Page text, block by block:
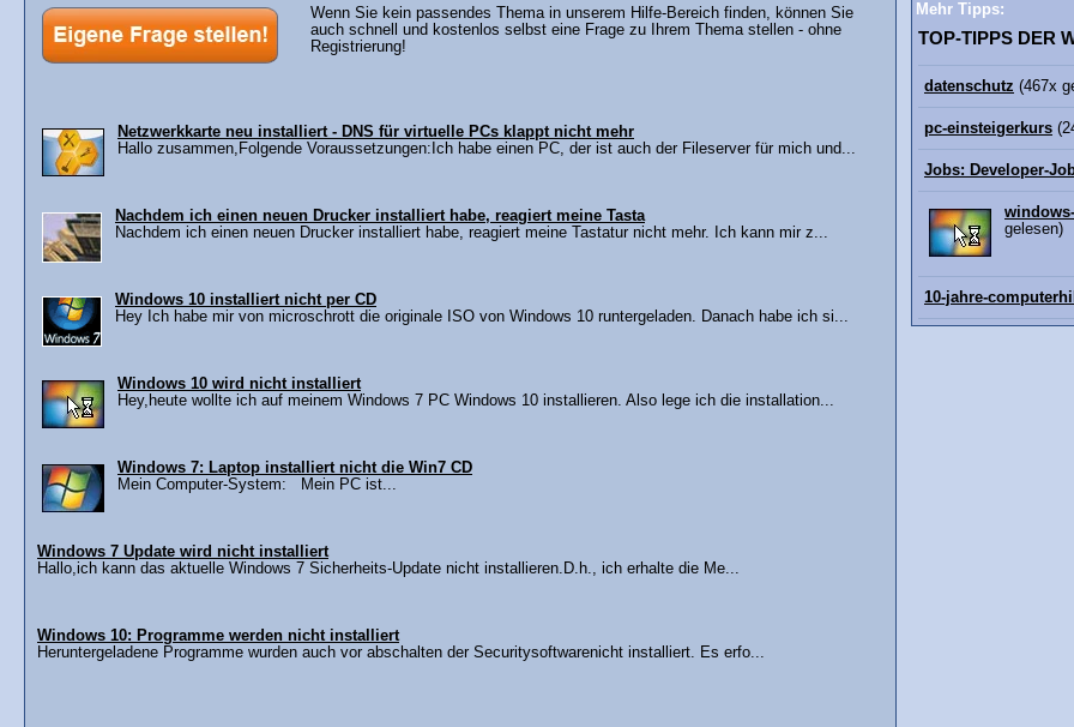
Wenn Sie kein passendes Thema in unserem Hilfe-Bereich finden, können Sie
auch schnell und kostenlos selbst eine Frage zu Ihrem Thema stellen - ohne
Registrierung!
Netzwerkkarte neu installiert - DNS für virtuelle PCs klappt nicht mehr
Hallo zusammen,Folgende Voraussetzungen:Ich habe einen PC, der ist auch der Fileserver für mich und...
Nachdem ich einen neuen Drucker installiert habe, reagiert meine Tasta
Nachdem ich einen neuen Drucker installiert habe, reagiert meine Tastatur nicht mehr. Ich kann mir z...
Windows 10 installiert nicht per CD
Hey Ich habe mir von microschrott die originale ISO von Windows 10 runtergeladen. Danach habe ich si...
Windows 10 wird nicht installiert
Hey,heute wollte ich auf meinem Windows 7 PC Windows 10 installieren. Also lege ich die installation...
Windows 7: Laptop installiert nicht die Win7 CD
Mein Computer-System: Mein PC ist...
Windows 7 Update wird nicht installiert
Hallo,ich kann das aktuelle Windows 7 Sicherheits-Update nicht installieren.D.h., ich erhalte die Me...
Windows 10: Programme werden nicht installiert
Heruntergeladene Programme wurden auch vor abschalten der Securitysoftwarenicht installiert. Es erfo...
Mehr Tipps:
TOP-TIPPS DER
datenschutz (467x
pc-einsteigerkurs
Jobs: Developer-
gelesen)
10-jahre-